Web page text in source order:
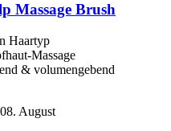
Massage Brush
Haartyp
Massage
& volumengebend
August